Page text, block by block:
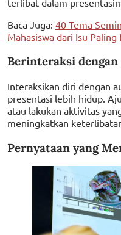
Baca Juga: 40 Tema
Mahasiswa dari Isu Paling
Berinteraksi dengan
Interaksikan diri dengan
presentasi lebih hidup.
atau lakukan aktivitas
meningkatkan
Pernyataan yang